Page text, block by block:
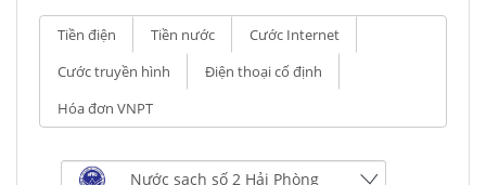
Tiền điện Tiền nước
Cước Internet
Cước truyền hình
Điện thoại cố định
Hóa đơn VNPT